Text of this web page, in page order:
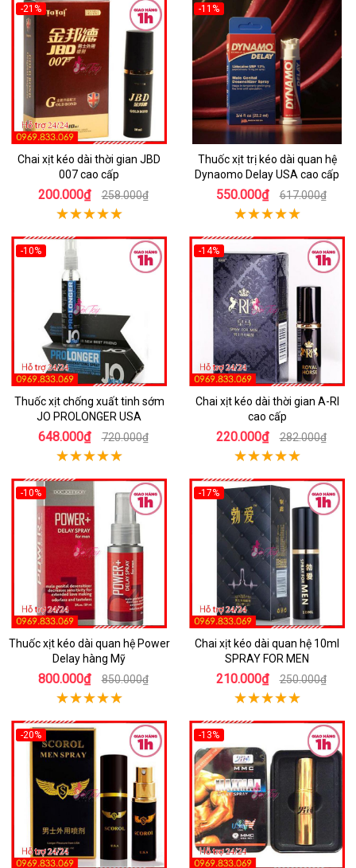
-21%
Chai xịt kéo dài thời gian JBD
007 cao cấp
200.000₫ 258.000₫
-11%
Thuốc xịt trị kéo dài quan hệ
Dynaomo Delay USA cao cấp
550.000₫ 617.000₫
-10%
Thuốc xịt chống xuất tinh sớm
JO PROLONGER USA
648.000₫ 720.000₫
-14%
Chai xịt kéo dài thời gian A-RI
cao cấp
220.000₫ 282.000₫
-10%
Thuốc xịt kéo dài quan hệ Power
Delay hàng Mỹ
800.000₫ 850.000₫
-17%
Chai xịt kéo dài quan hệ 10ml
SPRAY FOR MEN
210.000₫ 250.000₫
-20% -13%